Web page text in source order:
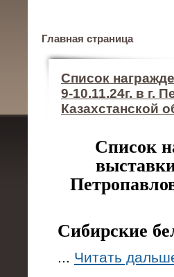
Главная страница
Список
9-10.11.24г. в г.
Казахстанской
Список
Сибирские
... Читать